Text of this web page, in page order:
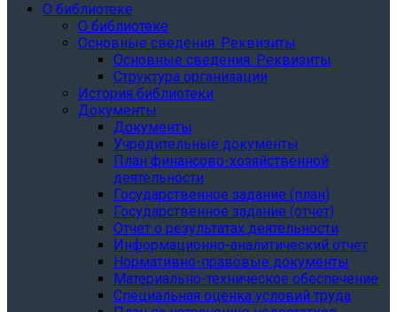
О библиотеке
О библиотеке
Основные сведения. Реквизиты
Основные сведения. Реквизиты
Структура организации
История библиотеки
Документы
Документы
Учредительные документы
План финансово-хозяйственной
деятельности
Государственное задание (план)
Государственное задание (отчет)
Отчет о результатах деятельности
Информационно-аналитический отчет
Нормативно-правовые документы
Материально-техническое обеспечение
Специальная оценка условий труда